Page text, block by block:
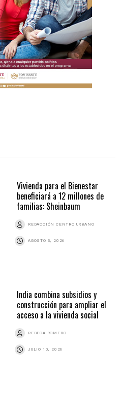
Vivienda para el Bienestar
beneficiará a 12 millones de
familias: Sheinbaum
REDACCIÓN CENTRO URBANO
AGOSTO 3, 2026
India combina subsidios y
construcción para ampliar el
acceso a la vivienda social
REBECA ROMERO
JULIO 10, 2026